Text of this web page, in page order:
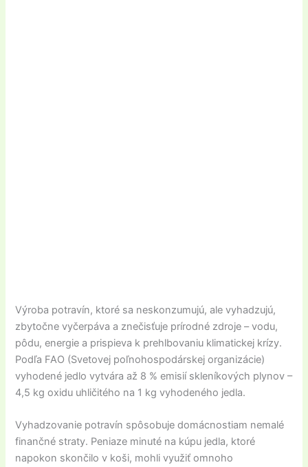
Výroba potravín, ktoré sa neskonzumujú, ale vyhadzujú,
zbytočne vyčerpáva a znečisťuje prírodné zdroje – vodu,
pôdu, energie a prispieva k prehlbovaniu klimatickej krízy.
Podľa FAO (Svetovej poľnohospodárskej organizácie)
vyhodené jedlo vytvára až 8 % emisií skleníkových plynov –
4,5 kg oxidu uhličitého na 1 kg vyhodeného jedla.
Vyhadzovanie potravín spôsobuje domácnostiam nemalé
finančné straty. Peniaze minuté na kúpu jedla, ktoré
napokon skončilo v koši, mohli využiť omnoho